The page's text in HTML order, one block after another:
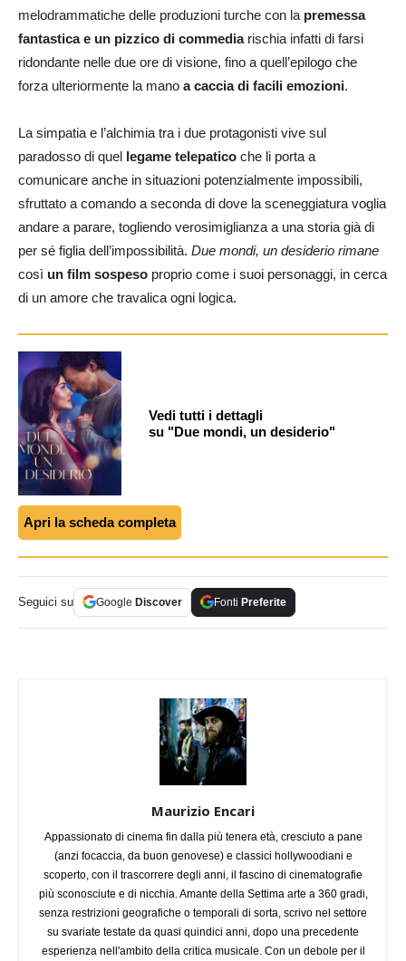
melodrammatiche delle produzioni turche con la premessa
fantastica e un pizzico di commediarischia infatti di farsi
ridondante nelle due ore di visione, fino a quell’epilogo che
forza ulteriormente la mano a caccia di facili emozioni.
La simpatia e l’alchimia tra i due protagonisti vive sul
paradosso di quel legame telepatico che li porta a
comunicare anche in situazioni potenzialmente impossibili,
sfruttato a comando a seconda di dove la sceneggiatura voglia
andare a parare, togliendo verosimiglianza a una storia già di
per sé figlia dell’impossibilità. Due mondi, un desiderio rimane
così un film sospeso proprio come i suoi personaggi, in cerca
di un amore che travalica ogni logica.
Vedi tutti i dettagli
su "Due mondi, un desiderio"
Apri la scheda completa
Seguici su Google Discover Fonti Preferite
Maurizio Encari
Appassionato di cinema fin dalla più tenera età, cresciuto a pane
(anzi focaccia, da buon genovese) e classici hollywoodiani e
scoperto, con il trascorrere degli anni, il fascino di cinematografie
più sconosciute e di nicchia. Amante della Settima arte a 360 gradi,
senza restrizioni geografiche o temporali di sorta, scrivo nel settore
su svariate testate da quasi quindici anni, dopo una precedente
esperienza nell'ambito della critica musicale. Con un debole per il